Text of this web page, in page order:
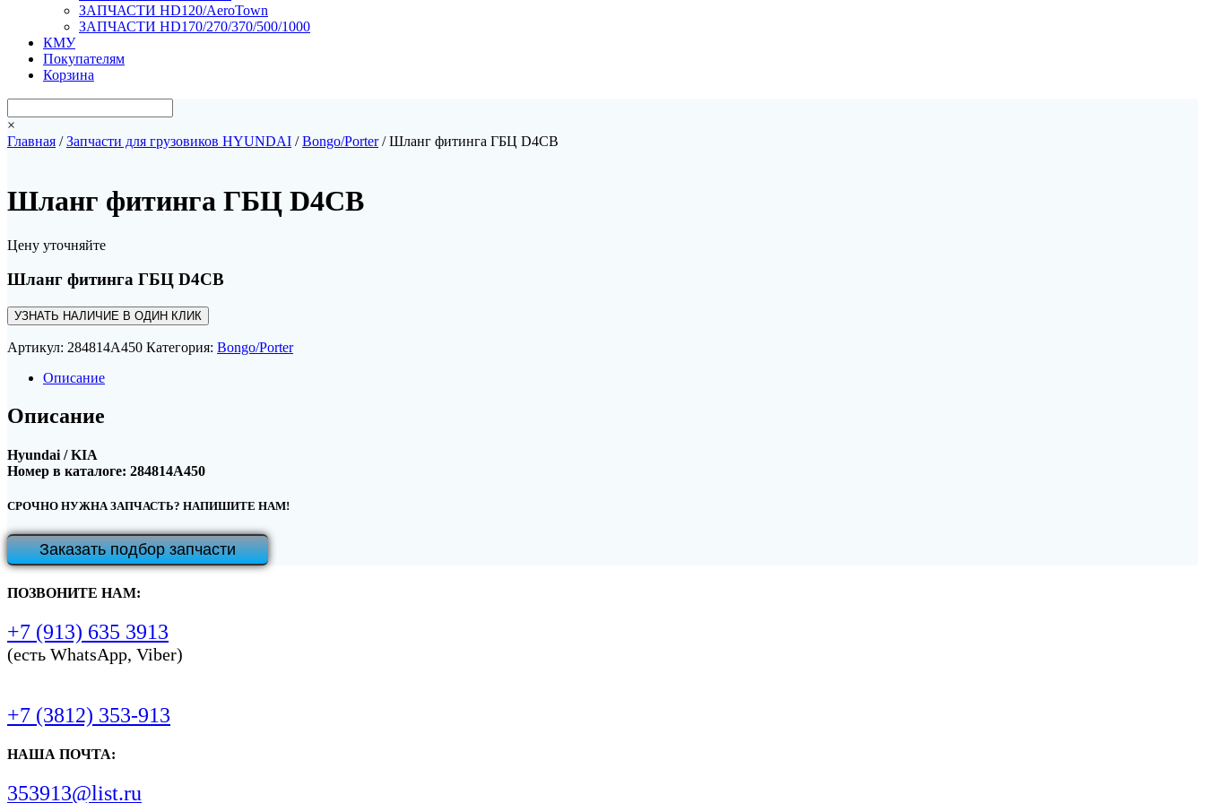
ЗАПЧАСТИ HD120/AeroTown
ЗАПЧАСТИ HD170/270/370/500/1000
КМУ
Покупателям
Корзина
×
Главная /Запчасти для грузовиков HYUNDAI /Bongo/Porter/ Шланг фитинга ГБЦ D4CB
Шланг фитинга ГБЦ D4CB
Цену уточняйте
Шланг фитинга ГБЦ D4CB
УЗНАТЬ НАЛИЧИЕ В ОДИН КЛИК
Артикул: 284814A450 Категория: Bongo/Porter
Описание
Описание
Hyundai / KIA
Номер в каталоге: 284814A450
СРОЧНО НУЖНА ЗАПЧАСТЬ? НАПИШИТЕ НАМ!
Заказать подбор запчасти
ПОЗВОНИТЕ НАМ:
+7 (913) 635 3913
(есть WhatsApp, Viber)
+7 (3812) 353-913
НАША ПОЧТА:
353913@list.ru